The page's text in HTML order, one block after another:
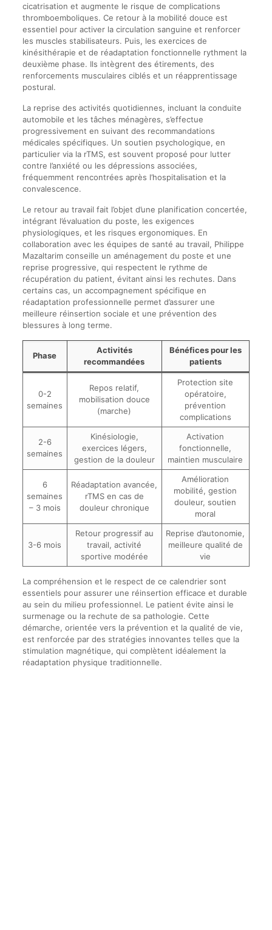
cicatrisation et augmente le risque de complications
thromboemboliques. Ce retour à la mobilité douce est
essentiel pour activer la circulation sanguine et renforcer
les muscles stabilisateurs. Puis, les exercices de
kinésithérapie et de réadaptation fonctionnelle rythment la
deuxième phase. Ils intègrent des étirements, des
renforcements musculaires ciblés et un réapprentissage
postural.
La reprise des activités quotidiennes, incluant la conduite
automobile et les tâches ménagères, s’effectue
progressivement en suivant des recommandations
médicales spécifiques. Un soutien psychologique, en
particulier via la rTMS, est souvent proposé pour lutter
contre l’anxiété ou les dépressions associées,
fréquemment rencontrées après l’hospitalisation et la
convalescence.
Le retour au travail fait l’objet d’une planification concertée,
intégrant l’évaluation du poste, les exigences
physiologiques, et les risques ergonomiques. En
collaboration avec les équipes de santé au travail, Philippe
Mazaltarim conseille un aménagement du poste et une
reprise progressive, qui respectent le rythme de
récupération du patient, évitant ainsi les rechutes. Dans
certains cas, un accompagnement spécifique en
réadaptation professionnelle permet d’assurer une
meilleure réinsertion sociale et une prévention des
blessures à long terme.
Phase
Activités
recommandées
Bénéfices pour les
patients
0-2
semaines
Repos relatif,
mobilisation douce
(marche)
Protection site
opératoire,
prévention
complications
2-6
semaines
Kinésiologie,
exercices légers,
gestion de la douleur
Activation
fonctionnelle,
maintien musculaire
6
semaines
– 3 mois
Réadaptation avancée,
rTMS en cas de
douleur chronique
Amélioration
mobilité, gestion
douleur, soutien
moral
3-6 mois
Retour progressif au
travail, activité
sportive modérée
Reprise d’autonomie,
meilleure qualité de
vie
La compréhension et le respect de ce calendrier sont
essentiels pour assurer une réinsertion efficace et durable
au sein du milieu professionnel. Le patient évite ainsi le
surmenage ou la rechute de sa pathologie. Cette
démarche, orientée vers la prévention et la qualité de vie,
est renforcée par des stratégies innovantes telles que la
stimulation magnétique, qui complètent idéalement la
réadaptation physique traditionnelle.